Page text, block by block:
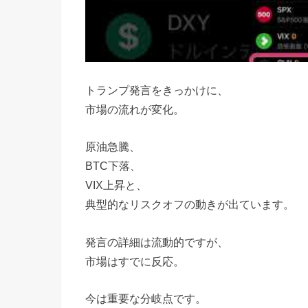
トランプ発言をきっかけに、
市場の流れが変化。
原油急騰、
BTC下落、
VIX上昇と、
典型的なリスクオフの動きが出ています。
発言の詳細は流動的ですが、
市場はすでに反応。
今は重要な分岐点です。